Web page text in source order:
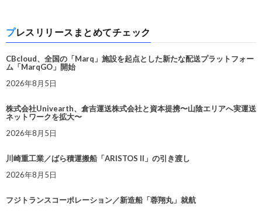
プレスリリースまとめてチェック
CBcloud、全国の「Marq」施設を起点とした新たな配送プラットフォー
ム「MarqGO」開始
2026年8月5日
株式会社Univearth、倉吉運送株式会社と資本提携〜山陰エリアへ実運送
ネットワークを拡大〜
2026年8月5日
川崎重工業／ばら積運搬船「ARISTOS II」の引き渡し
2026年8月5日
フジトランスコーポレーション／新造船「蓉翔丸」就航